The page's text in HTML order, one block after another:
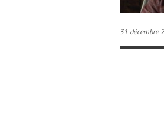
31 décembre